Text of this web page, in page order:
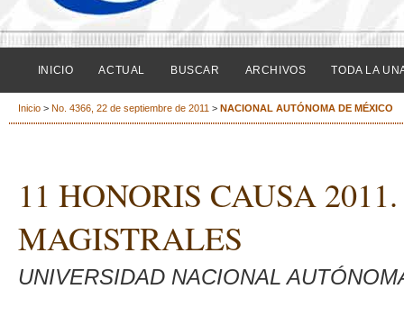
INICIO ACTUAL BUSCAR ARCHIVOS TODA LA
Inicio > No. 4366, 22 de septiembre de 2011 > NACIONAL AUTÓNOMA DE MÉXICO
11 HONORIS CAUSA
MAGISTRALES
UNIVERSIDAD NACIONAL